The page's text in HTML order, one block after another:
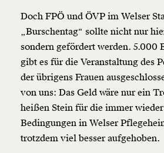
Doch FPÖ und ÖVP im Welser
„Burschentag“ sollte nicht nur
sondern gefördert werden. 5.000
gibt es für die Veranstaltung des
der übrigens Frauen
von uns: Das Geld wäre nur ein
heißen Stein für die immer
Bedingungen in Welser
trotzdem viel besser aufgehoben.